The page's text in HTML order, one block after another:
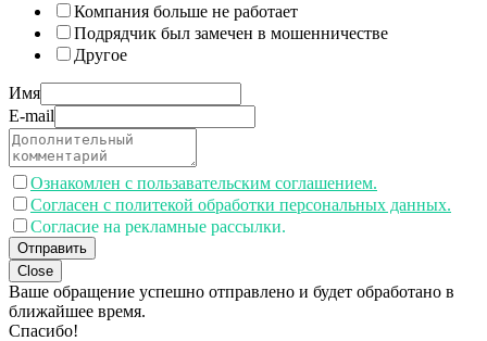
Компания больше не работает
Подрядчик был замечен в мошенничестве
Другое
Имя
E-mail
Ознакомлен с пользавательским соглашением.
Согласен с политекой обработки персональных данных.
Согласие на рекламные рассылки.
Отправить
Close
Ваше обращение успешно отправлено и будет обработано в
ближайшее время.
Спасибо!